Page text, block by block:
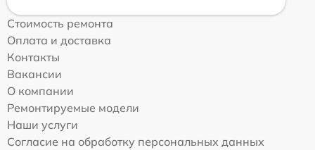
Стоимость ремонта
Оплата и доставка
Контакты
Вакансии
О компании
Ремонтируемые модели
Наши услуги
Согласие на обработку персональных данных